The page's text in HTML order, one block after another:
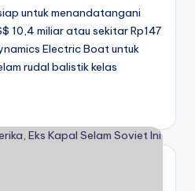
untuk menandatangani
10,4 miliar atau sekitar Rp147
Electric Boat untuk
rudal balistik kelas